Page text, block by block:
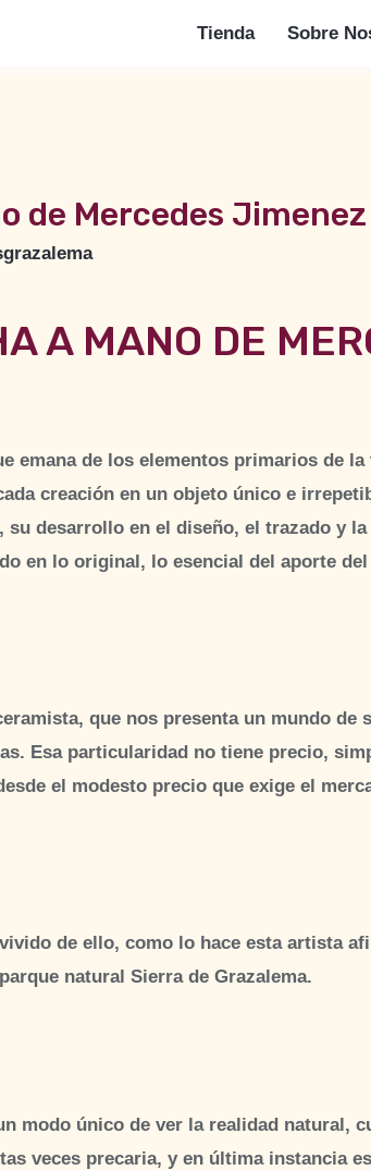
Tienda Sobre
de Mercedes Jimenez
A MANO DE
emana de los elementos primarios de
creación en un objeto único e
desarrollo en el diseño, el trazado y
en lo original, lo esencial del aporte
que nos presenta un mundo de
Esa particularidad no tiene precio,
el modesto precio que exige el
de ello, como lo hace esta artista
natural Sierra de Grazalema.
modo único de ver la realidad natural,
veces precaria, y en última instancia